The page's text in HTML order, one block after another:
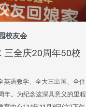
校友会
三全庆20周年50校
英语教学、全大三出国、全住
年。为纪念这深具意义的里程